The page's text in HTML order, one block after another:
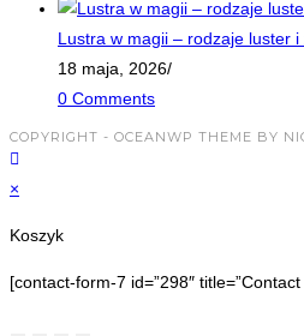
Lustra w magii – rodzaje luster
18 maja, 2026/
0 Comments
COPYRIGHT - OCEANWP THEME BY
×
Koszyk
[contact-form-7 id=”298″ title=”Contact